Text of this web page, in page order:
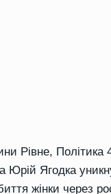
Рівне, Політика
Юрій Ягодка
жінки через